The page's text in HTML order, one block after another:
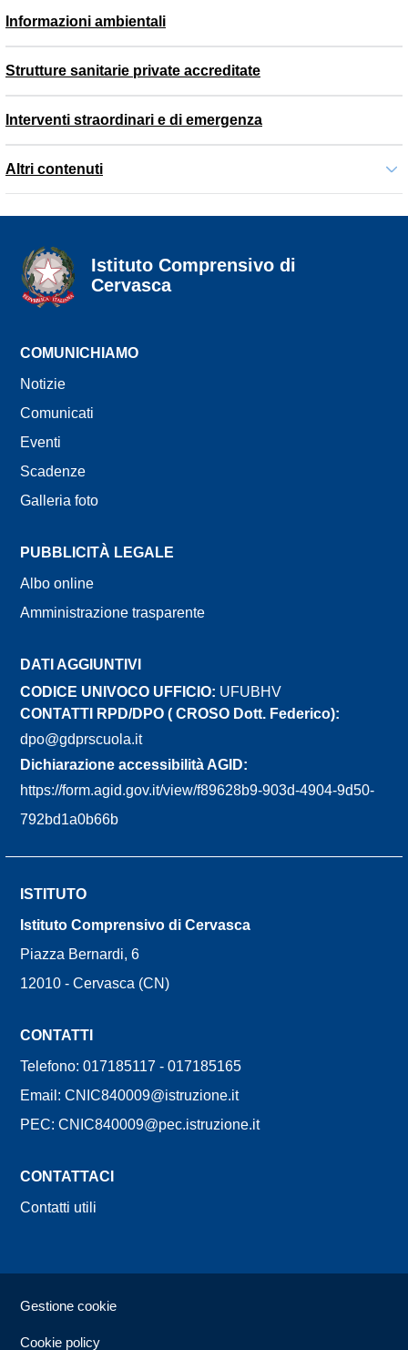
Informazioni ambientali
Strutture sanitarie private accreditate
Interventi straordinari e di emergenza
Altri contenuti
Istituto Comprensivo di
Cervasca
COMUNICHIAMO
Notizie
Comunicati
Eventi
Scadenze
Galleria foto
PUBBLICITÀ LEGALE
Albo online
Amministrazione trasparente
DATI AGGIUNTIVI
CODICE UNIVOCO UFFICIO: UFUBHV
CONTATTI RPD/DPO ( CROSO Dott. Federico):
dpo@gdprscuola.it
Dichiarazione accessibilità AGID:
https://form.agid.gov.it/view/f89628b9-903d-4904-9d50-
792bd1a0b66b
ISTITUTO
Istituto Comprensivo di Cervasca
Piazza Bernardi, 6
12010 - Cervasca (CN)
CONTATTI
Telefono: 017185117 - 017185165
Email: CNIC840009@istruzione.it
PEC: CNIC840009@pec.istruzione.it
CONTATTACI
Contatti utili
Gestione cookie
Cookie policy